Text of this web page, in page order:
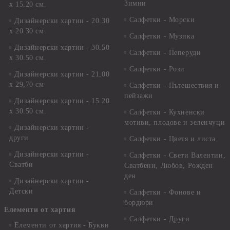
х 15.20 см.
Дизайнерски хартии - 20.30
х 20.30 см.
Дизайнерски хартии - 30.50
х 30.50 см.
Дизайнерски хартии - 21,00
х 29,70 см
Дизайнерски хартии - 15.20
x 30.50 см.
Дизайнерски хартии -
други
Дизайнерски хартии -
Сватби
Дизайнерски хартии -
Детски
Елементи от хартия
Елементи от хартия - Букви
Зимни
Салфетки - Морски
Салфетки - Музика
Салфетки - Пеперуди
Салфетки - Рози
Салфетки - Пътешествия и
пейзажи
Салфетки - Кухненски
мотиви, плодове и зеленчуци
Салфетки - Цветя и листа
Салфетки - Свети Валентин,
Сватбени, Любов, Рожден
ден
Салфетки - Фонове и
бордюри
Салфетки - Други